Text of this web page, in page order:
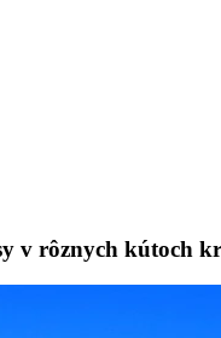
v rôznych kútoch